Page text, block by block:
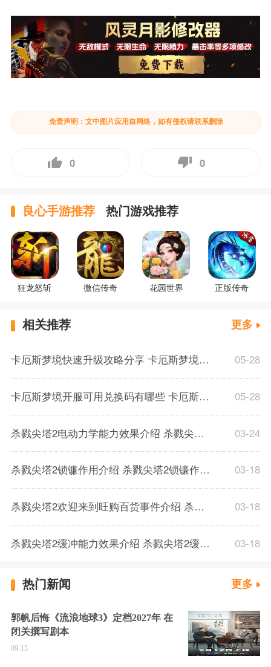
免责声明：文中图片应用自网络，如有侵权请联系删除
0 0
良心手游推荐 热门游戏推荐
狂龙怒斩 微信传奇 花园世界 正版传奇
相关推荐 更多
卡厄斯梦境快速升级攻略分享 卡厄斯梦境体力规划分配推荐介绍 05-28
卡厄斯梦境开服可用兑换码有哪些 卡厄斯梦境通用兑换码一览 05-28
杀戮尖塔2电动力学能力效果介绍 杀戮尖塔2电动力学能力效果解析一览 03-24
杀戮尖塔2锁镰作用介绍 杀戮尖塔2锁镰作用解析一览 03-18
杀戮尖塔2欢迎来到旺购百货事件介绍 杀戮尖塔2欢迎来到旺购百货事件解析 03-18
杀戮尖塔2缓冲能力效果介绍 杀戮尖塔2缓冲能力解析一览 03-18
热门新闻 更多
郭帆后悔《流浪地球3》定档2027年 在
闭关撰写剧本
09-13